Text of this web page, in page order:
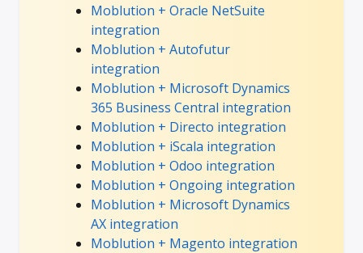
Moblution + Oracle NetSuite
integration
Moblution + Autofutur
integration
Moblution + Microsoft Dynamics
365 Business Central integration
Moblution + Directo integration
Moblution + iScala integration
Moblution + Odoo integration
Moblution + Ongoing integration
Moblution + Microsoft Dynamics
AX integration
Moblution + Magento integration